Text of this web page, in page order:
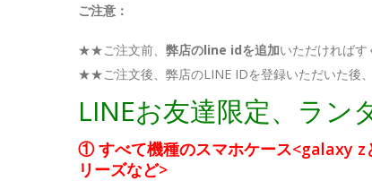
ご注意：
★★ご注文前、 弊店のline idを追加いただければす
★★ご注文後、弊店のLINE IDを登録いただいた後
LINEお友達限定、ラ
① すべて機種のスマホケース<galaxy
リーズなど>